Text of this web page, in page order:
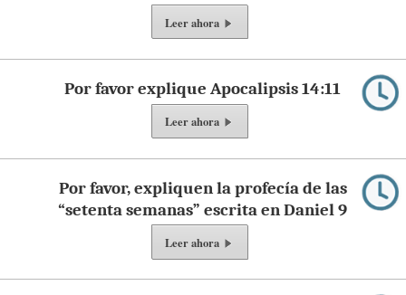
Leer ahora
Por favor explique Apocalipsis 14:11
Leer ahora
Por favor, expliquen la profecía de las
“setenta semanas” escrita en Daniel 9
Leer ahora